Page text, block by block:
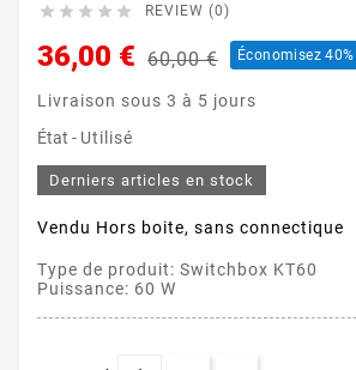
     REVIEW (0)
36,00 € 60,00 € Économisez 40%
Livraison sous 3 à 5 jours
État - Utilisé
Derniers articles en stock
Vendu Hors boite, sans connectique
Type de produit: Switchbox KT60
Puissance: 60 W